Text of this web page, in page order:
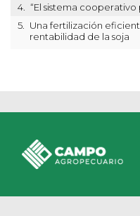
4.
“El sistema
5.
Una fertilización
rentabilidad de la soja